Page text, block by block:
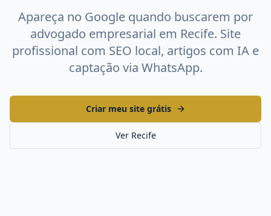
Apareça no Google quando buscarem por
advogado empresarial em Recife. Site
profissional com SEO local, artigos com IA e
captação via WhatsApp.
Criar meu site grátis
Ver Recife